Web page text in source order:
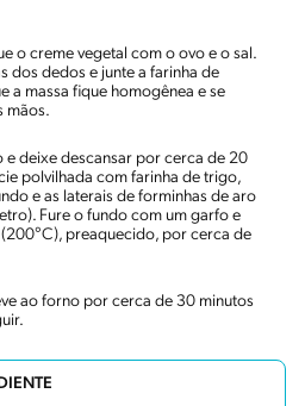
o creme vegetal com o ovo e o sal.
dos dedos e junte a farinha de
a massa fique homogênea e se
mãos.
deixe descansar por cerca de 20
polvilhada com farinha de trigo,
e as laterais de forminhas de aro
Fure o fundo com um garfo e
preaquecido, por cerca de
ao forno por cerca de 30 minutos